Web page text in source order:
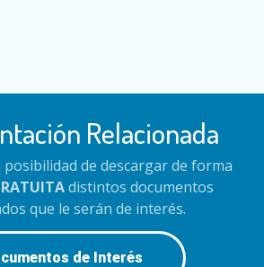
Relacionada
de descargar de forma
distintos documentos
que le serán de interés.
de Interés